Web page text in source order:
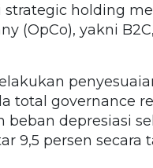
holding
(OpCo), yakni
total governance
depresiasi
9,5 persen secara